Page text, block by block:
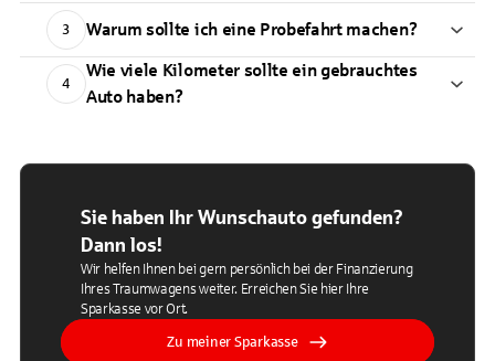
3 Warum sollte ich eine Probefahrt machen?
4
Wie viele Kilometer sollte ein gebrauchtes
Auto haben?
Sie haben Ihr Wunschauto gefunden?
Dann los!
Wir helfen Ihnen bei gern persönlich bei der Finanzierung
Ihres Traumwagens weiter. Erreichen Sie hier Ihre
Sparkasse vor Ort.
Zu meiner Sparkasse